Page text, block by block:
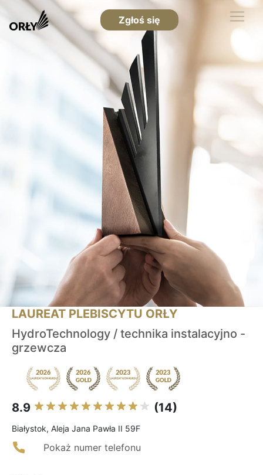
Zgłoś się
LAUREAT PLEBISCYTU ORŁY
HydroTechnology / technika instalacyjno -
grzewcza
8.9 (14)
Białystok, Aleja Jana Pawła II 59F
Pokaż numer telefonu